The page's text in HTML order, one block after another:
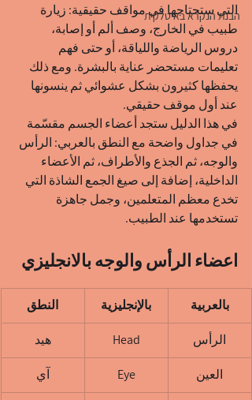
הבנת הנקרא באיטלקית
التي ستحتاجها في مواقف حقيقية: زيارة
طبيب في الخارج، وصف ألم أو إصابة،
دروس الرياضة واللياقة، أو حتى فهم
تعليمات مستحضر عناية بالبشرة. ومع ذلك
يحفظها كثيرون بشكل عشوائي ثم ينسونها
عند أول موقف حقيقي.
في هذا الدليل ستجد أعضاء الجسم مقسّمة
في جداول واضحة مع النطق بالعربي: الرأس
والوجه، ثم الجذع والأطراف، ثم الأعضاء
الداخلية، إضافة إلى صيغ الجمع الشاذة التي
تخدع معظم المتعلمين، وجمل جاهزة
تستخدمها عند الطبيب.
اعضاء الرأس والوجه بالانجليزي
بالعربية بالإنجليزية النطق
الرأس Head هيد
العين Eye آي